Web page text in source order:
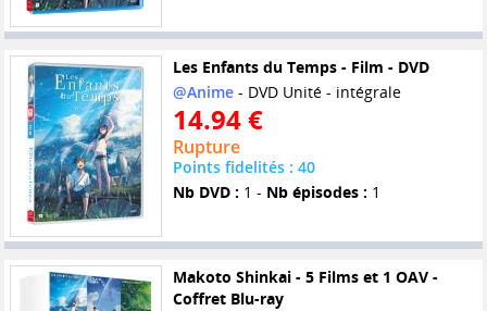
Les Enfants du Temps - Film - DVD
@Anime- DVD Unité - intégrale
14.94 €
Rupture
Points fidelités : 40
Nb DVD : 1 - Nb épisodes : 1
Makoto Shinkai - 5 Films et 1 OAV -
Coffret Blu-ray